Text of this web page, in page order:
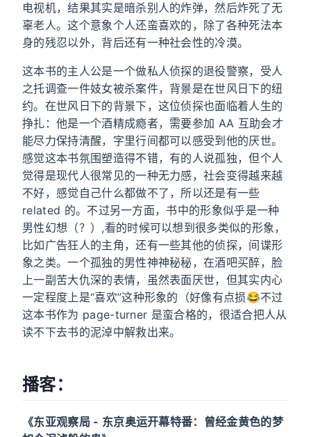
电视机，结果其实是暗杀别人的炸弹，然后炸死了无
辜老人。这个意象个人还蛮喜欢的，除了各种死法本
身的残忍以外，背后还有一种社会性的冷漠。
这本书的主人公是一个做私人侦探的退役警察，受人
之托调查一件妓女被杀案件，背景是在世风日下的纽
约。在世风日下的背景下，这位侦探也面临着人生的
挣扎：他是一个酒精成瘾者，需要参加 AA 互助会才
能尽力保持清醒，字里行间都可以感受到他的厌世。
感觉这本书氛围塑造得不错，有的人说孤独，但个人
觉得是现代人很常见的一种无力感，社会变得越来越
不好，感觉自己什么都做不了，所以还是有一些
related 的。不过另一方面，书中的形象似乎是一种
男性幻想（？）,看的时候可以想到很多类似的形象，
比如广告狂人的主角，还有一些其他的侦探，间谍形
象之类。一个孤独的男性神神秘秘，在酒吧买醉，脸
上一副苦大仇深的表情，虽然表面厌世，但其实内心
一定程度上是“喜欢”这种形象的（好像有点损😂不过
这本书作为 page-turner 是蛮合格的，很适合把人从
读不下去书的泥淖中解救出来。
播客：
《东亚观察局 - 东京奥运开幕特番：曾经金黄色的梦